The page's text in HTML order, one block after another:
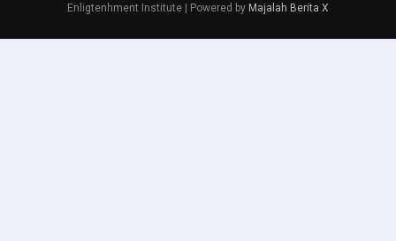
Enligtenhment Institute | Powered by Majalah Berita X